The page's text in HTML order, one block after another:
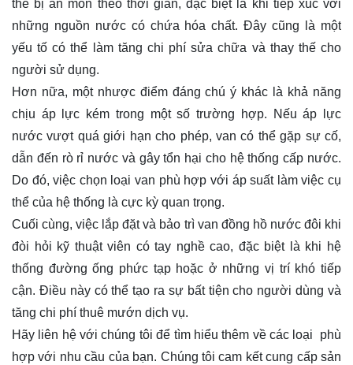
thể bị ăn mòn theo thời gian, đặc biệt là khi tiếp xúc với
những nguồn nước có chứa hóa chất. Đây cũng là một
yếu tố có thể làm tăng chi phí sửa chữa và thay thế cho
người sử dụng.
Hơn nữa, một nhược điểm đáng chú ý khác là khả năng
chịu áp lực kém trong một số trường hợp. Nếu áp lực
nước vượt quá giới hạn cho phép, van có thể gặp sự cố,
dẫn đến rò rỉ nước và gây tổn hại cho hệ thống cấp nước.
Do đó, việc chọn loại van phù hợp với áp suất làm việc cụ
thể của hệ thống là cực kỳ quan trọng.
Cuối cùng, việc lắp đặt và bảo trì van đồng hồ nước đôi khi
đòi hỏi kỹ thuật viên có tay nghề cao, đặc biệt là khi hệ
thống đường ống phức tạp hoặc ở những vị trí khó tiếp
cận. Điều này có thể tạo ra sự bất tiện cho người dùng và
tăng chi phí thuê mướn dịch vụ.
Hãy liên hệvới chúng tôi để tìm hiểu thêm về các loại phù
hợp với nhu cầu của bạn. Chúng tôi cam kết cung cấp sản